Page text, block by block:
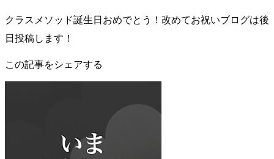
クラスメソッド誕生日おめでとう！改めてお祝いブログは後
日投稿します！
この記事をシェアする